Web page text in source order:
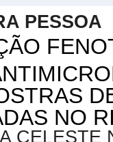
PESSOA
NO
CELESTE